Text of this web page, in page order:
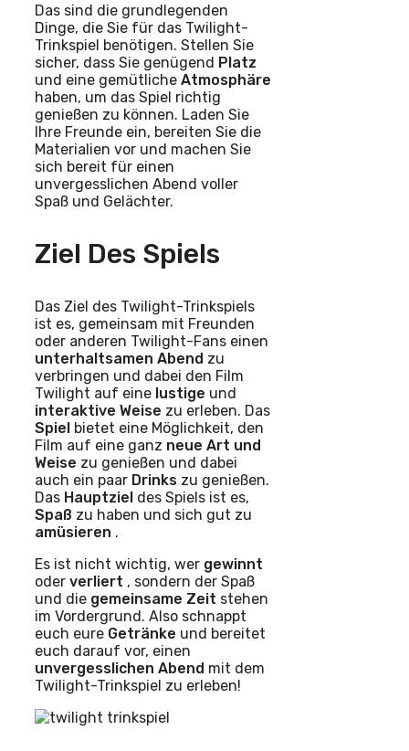
Das sind die grundlegenden
Dinge, die Sie für das Twilight-
Trinkspiel benötigen. Stellen Sie
sicher, dass Sie genügend Platz
und eine gemütliche Atmosphäre
haben, um das Spiel richtig
genießen zu können. Laden Sie
Ihre Freunde ein, bereiten Sie die
Materialien vor und machen Sie
sich bereit für einen
unvergesslichen Abend voller
Spaß und Gelächter.
Ziel Des Spiels
Das Ziel des Twilight-Trinkspiels
ist es, gemeinsam mit Freunden
oder anderen Twilight-Fans einen
unterhaltsamen Abend zu
verbringen und dabei den Film
Twilight auf eine lustige und
interaktive Weise zu erleben. Das
Spiel bietet eine Möglichkeit, den
Film auf eine ganz neue Art und
Weise zu genießen und dabei
auch ein paar Drinks zu genießen.
Das Hauptziel des Spiels ist es,
Spaß zu haben und sich gut zu
amüsieren .
Es ist nicht wichtig, wer gewinnt
oder verliert , sondern der Spaß
und die gemeinsame Zeit stehen
im Vordergrund. Also schnappt
euch eure Getränke und bereitet
euch darauf vor, einen
unvergesslichen Abend mit dem
Twilight-Trinkspiel zu erleben!